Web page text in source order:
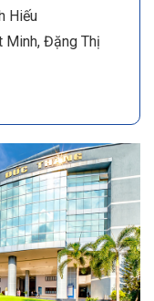
Hiếu
Minh, Đặng Thị